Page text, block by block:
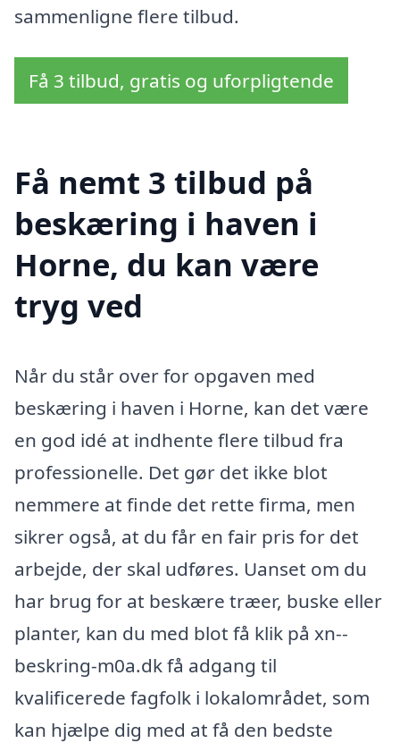
sammenligne flere tilbud.
Få 3 tilbud, gratis og uforpligtende
Få nemt 3 tilbud på
beskæring i haven i
Horne, du kan være
tryg ved
Når du står over for opgaven med
beskæring i haven i Horne, kan det være
en god idé at indhente flere tilbud fra
professionelle. Det gør det ikke blot
nemmere at finde det rette firma, men
sikrer også, at du får en fair pris for det
arbejde, der skal udføres. Uanset om du
har brug for at beskære træer, buske eller
planter, kan du med blot få klik på xn--
beskring-m0a.dk få adgang til
kvalificerede fagfolk i lokalområdet, som
kan hjælpe dig med at få den bedste